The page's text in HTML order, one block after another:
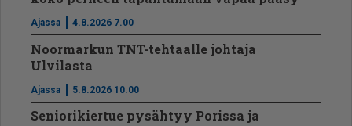
Ajassa 4.8.2026 7.00
Noormarkun TNT-tehtaalle johtaja
Ulvilasta
Ajassa 5.8.2026 10.00
Seniorikiertue pysähtyy Porissa ja